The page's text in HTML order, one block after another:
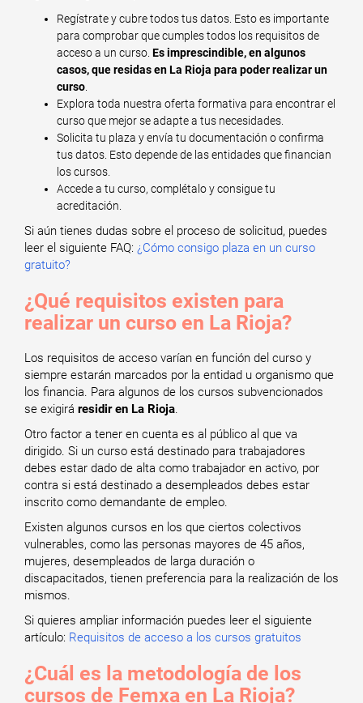
Regístrate y cubre todos tus datos. Esto es importante
para comprobar que cumples todos los requisitos de
acceso a un curso. Es imprescindible, en algunos
casos, que residas en La Rioja para poder realizar un
curso
Explora toda nuestra oferta formativa para encontrar el
curso que mejor se adapte a tus necesidades.
Solicita tu plaza y envía tu documentación o confirma
tus datos. Esto depende de las entidades que financian
los cursos.
Accede a tu curso, complétalo y consigue tu
acreditación.
Si aún tienes dudas sobre el proceso de solicitud, puedes
leer el siguiente FAQ: ¿Cómo consigo plaza en un curso
gratuito?
¿Qué requisitos existen para
realizar un curso en La Rioja?
Los requisitos de acceso varían en función del curso y
siempre estarán marcados por la entidad u organismo que
los financia. Para algunos de los cursos subvencionados
se exigirá residir en La Rioja.
Otro factor a tener en cuenta es al público al que va
dirigido. Si un curso está destinado para trabajadores
debes estar dado de alta como trabajador en activo, por
contra si está destinado a desempleados debes estar
inscrito como demandante de empleo.
Existen algunos cursos en los que ciertos colectivos
vulnerables, como las personas mayores de 45 años,
mujeres, desempleados de larga duración o
discapacitados, tienen preferencia para la realización de los
mismos.
Si quieres ampliar información puedes leer el siguiente
artículo: Requisitos de acceso a los cursos gratuitos
¿Cuál es la metodología de los
cursos de Femxa en La Rioja?